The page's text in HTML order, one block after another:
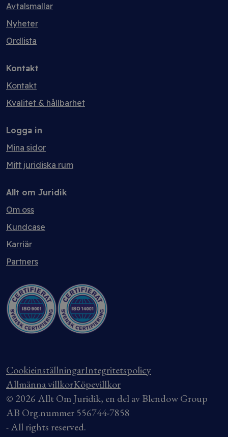
Avtalsmallar
Nyheter
Ordlista
Kontakt
Kontakt
Kvalitet & hållbarhet
Logga in
Mina sidor
Mitt juridiska rum
Allt om Juridik
Om oss
Kundcase
Karriär
Partners
CookieinställningarIntegritetspolicy
Allmänna villkorKöpevillkor
© 2026 Allt Om Juridik, en del av Blendow Group
AB Org.nummer 556744-7858
- All rights reserved.